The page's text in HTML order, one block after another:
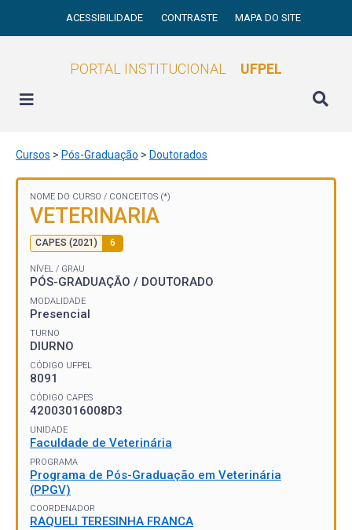
ACESSIBILIDADE CONTRASTE MAPA DO SITE
PORTAL INSTITUCIONAL UFPEL
Cursos > Pós-Graduação > Doutorados
NOME DO CURSO / CONCEITOS (*)
VETERINARIA
CAPES (2021) 6
NÍVEL / GRAU
PÓS-GRADUAÇÃO / DOUTORADO
MODALIDADE
Presencial
TURNO
DIURNO
CÓDIGO UFPEL
8091
CÓDIGO CAPES
42003016008D3
UNIDADE
Faculdade de Veterinária
PROGRAMA
Programa de Pós-Graduação em Veterinária
(PPGV)
COORDENADOR
RAQUELI TERESINHA FRANCA